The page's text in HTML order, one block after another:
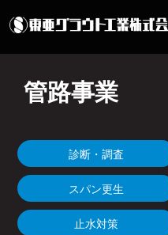
管路事業
診断・調査
スパン更生
止水対策